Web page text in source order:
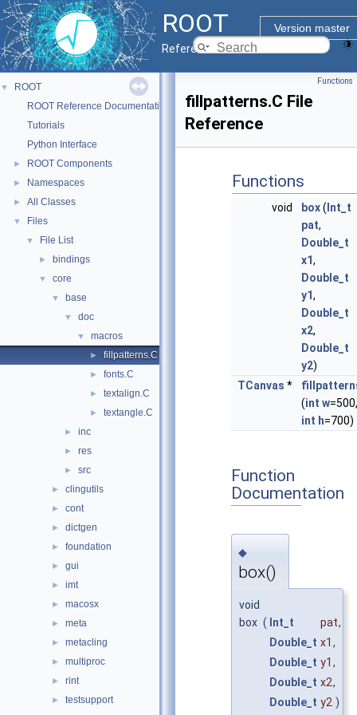
ROOT
Version master
Reference Guide
▼
ROOT
ROOT Reference Documentation
Tutorials
Python Interface
► ROOT Components
► Namespaces
► All Classes
▼ Files
▼ File List
► bindings
▼ core
▼ base
▼ doc
▼ macros
► fillpatterns.C
► fonts.C
► textalign.C
► textangle.C
► inc
► res
► src
► clingutils
► cont
► dictgen
► foundation
► gui
► imt
► macosx
► meta
► metacling
► multiproc
► rint
► testsupport
Functions
fillpatterns.C File
Reference
Functions
void box( Int_t
pat,
Double_t
x1,
Double_t
y1,
Double_t
x2,
Double_t
y2)
TCanvas *
(int w=500,
int h=700)
Function
Documentation
◆
box()
void
box ( Int_t pat,
Double_t x1 ,
Double_t y1 ,
Double_t x2,
Double_t y2 )